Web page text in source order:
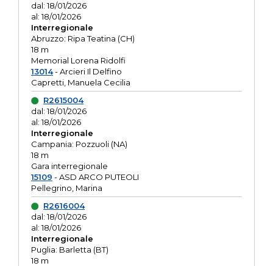
dal: 18/01/2026
al: 18/01/2026
Interregionale
Abruzzo: Ripa Teatina (CH)
18 m
Memorial Lorena Ridolfi
13014- Arcieri Il Delfino
Capretti, Manuela Cecilia
R2615004
dal: 18/01/2026
al: 18/01/2026
Interregionale
Campania: Pozzuoli (NA)
18 m
Gara interregionale
15109 - ASD ARCO PUTEOLI
Pellegrino, Marina
R2616004
dal: 18/01/2026
al: 18/01/2026
Interregionale
Puglia: Barletta (BT)
18 m